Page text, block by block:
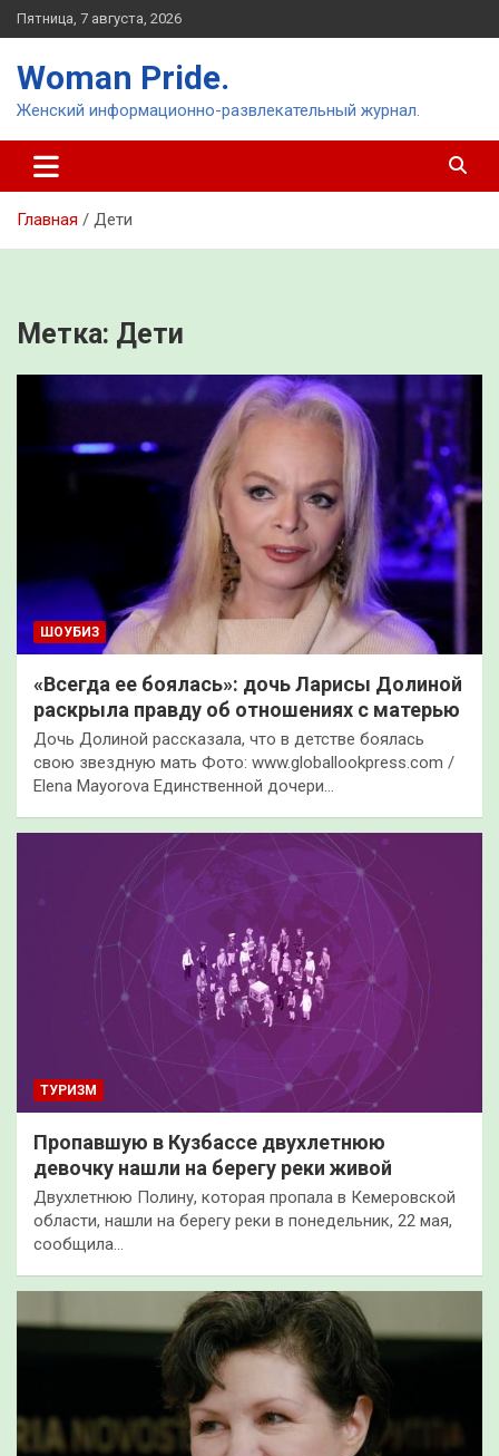
Перейти
к
Пятница, 7 августа, 2026
Woman Pride.
Женский информационно-развлекательный журнал.
Главная Дети
Метка: Дети
ШОУБИЗ
«Всегда ее боялась»: дочь Ларисы Долиной
раскрыла правду об отношениях с матерью
Дочь Долиной рассказала, что в детстве боялась
свою звездную мать Фото: www.globallookpress.com /
Elena Mayorova Единственной дочери…
ТУРИЗМ
Пропавшую в Кузбассе двухлетнюю
девочку нашли на берегу реки живой
Двухлетнюю Полину, которая пропала в Кемеровской
области, нашли на берегу реки в понедельник, 22 мая,
сообщила…